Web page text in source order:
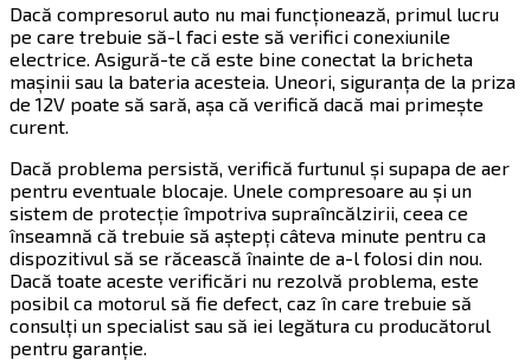
Dacă compresorul auto nu mai funcționează, primul lucru
pe care trebuie să-l faci este să verifici conexiunile
electrice. Asigură-te că este bine conectat la bricheta
mașinii sau la bateria acesteia. Uneori, siguranța de la priza
de 12V poate să sară, așa că verifică dacă mai primește
curent.
Dacă problema persistă, verifică furtunul și supapa de aer
pentru eventuale blocaje. Unele compresoare au și un
sistem de protecție împotriva supraîncălzirii, ceea ce
înseamnă că trebuie să aștepți câteva minute pentru ca
dispozitivul să se răcească înainte de a-l folosi din nou.
Dacă toate aceste verificări nu rezolvă problema, este
posibil ca motorul să fie defect, caz în care trebuie să
consulți un specialist sau să iei legătura cu producătorul
pentru garanție.